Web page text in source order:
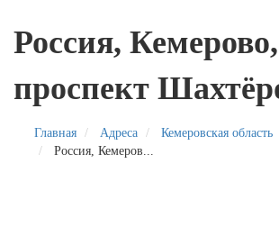
Россия, Кемерово,
проспект
Главная Адреса Кемеровская область
Россия, Кемеров...